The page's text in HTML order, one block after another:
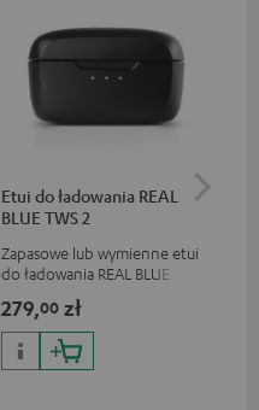
Etui do ładowania REAL
BLUE TWS 2
Zapasowe lub wymienne etui
do ładowania REAL BLUE TWS
279,00 zł